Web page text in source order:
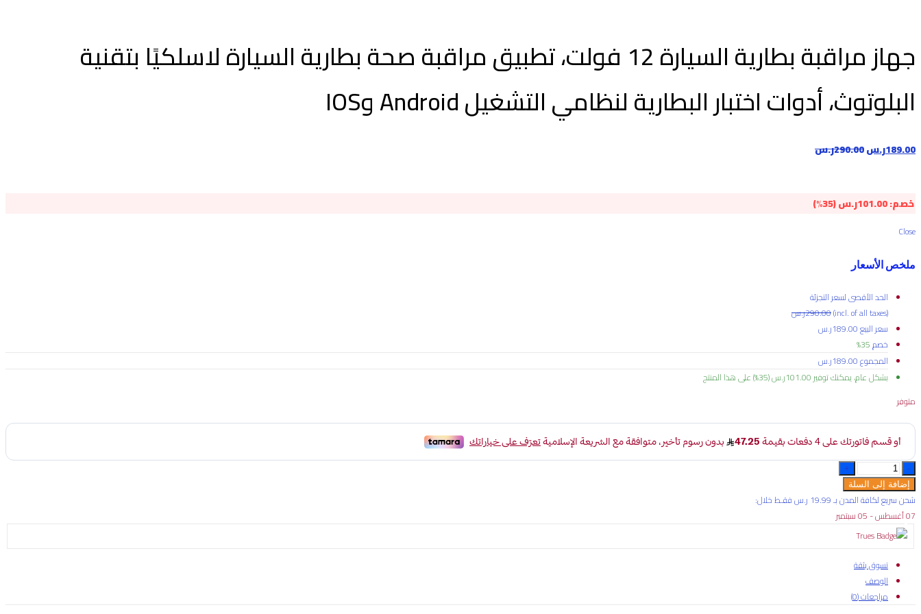
جهاز مراقبة بطارية السيارة 12 فولت، تطبيق مراقبة صحة بطارية السيارة لاسلكيًا بتقنية
البلوتوث، أدوات اختبار البطارية لنظامي التشغيل Android وIOS
189.00ر.س290.00ر.س
خصم:101.00ر.س(35%)
Close
ملخص الأسعار
الحد الأقصى لسعر التجزئة
(incl. of all taxes)
290.00ر.س
سعر البيع189.00ر.س
خصم35%
المجموع189.00ر.س
بشكل عام، يمكنك توفير101.00ر.س(35%)
على هذا المنتج
متوفر
جهاز
مراقبة
بطارية
السيارة
12
تطبيق
مراقبة
صحة
إضافة إلى السلة
شحن سريع لكافة المدن بـ 19.99 ر.س فقـط خلال:
07 أغسطس - 05 سبتمبر
تسوق بثقة
الوصف
مراجعات (0)